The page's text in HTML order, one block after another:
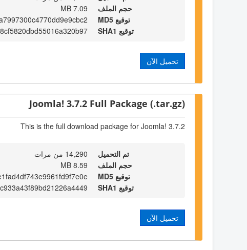
حجم الملف
7.09 MB
توقيع MD5
توقيع SHA1
تحميل الآن
Joomla! 3.7.2 Full Package (.tar.gz)
This is the full download package for Joomla! 3.7.2
تم التحميل
14,290 من مرات
حجم الملف
8.59 MB
توقيع MD5
توقيع SHA1
تحميل الآن